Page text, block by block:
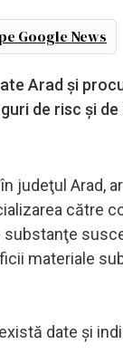
Google News
Arad şi
de risc şi
judeţul Arad,
către
substanţe
materiale
date şi